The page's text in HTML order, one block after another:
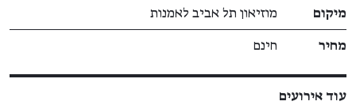
מיקום מוזיאון תל אביב לאמנות
מחיר חינם
עוד אירועים